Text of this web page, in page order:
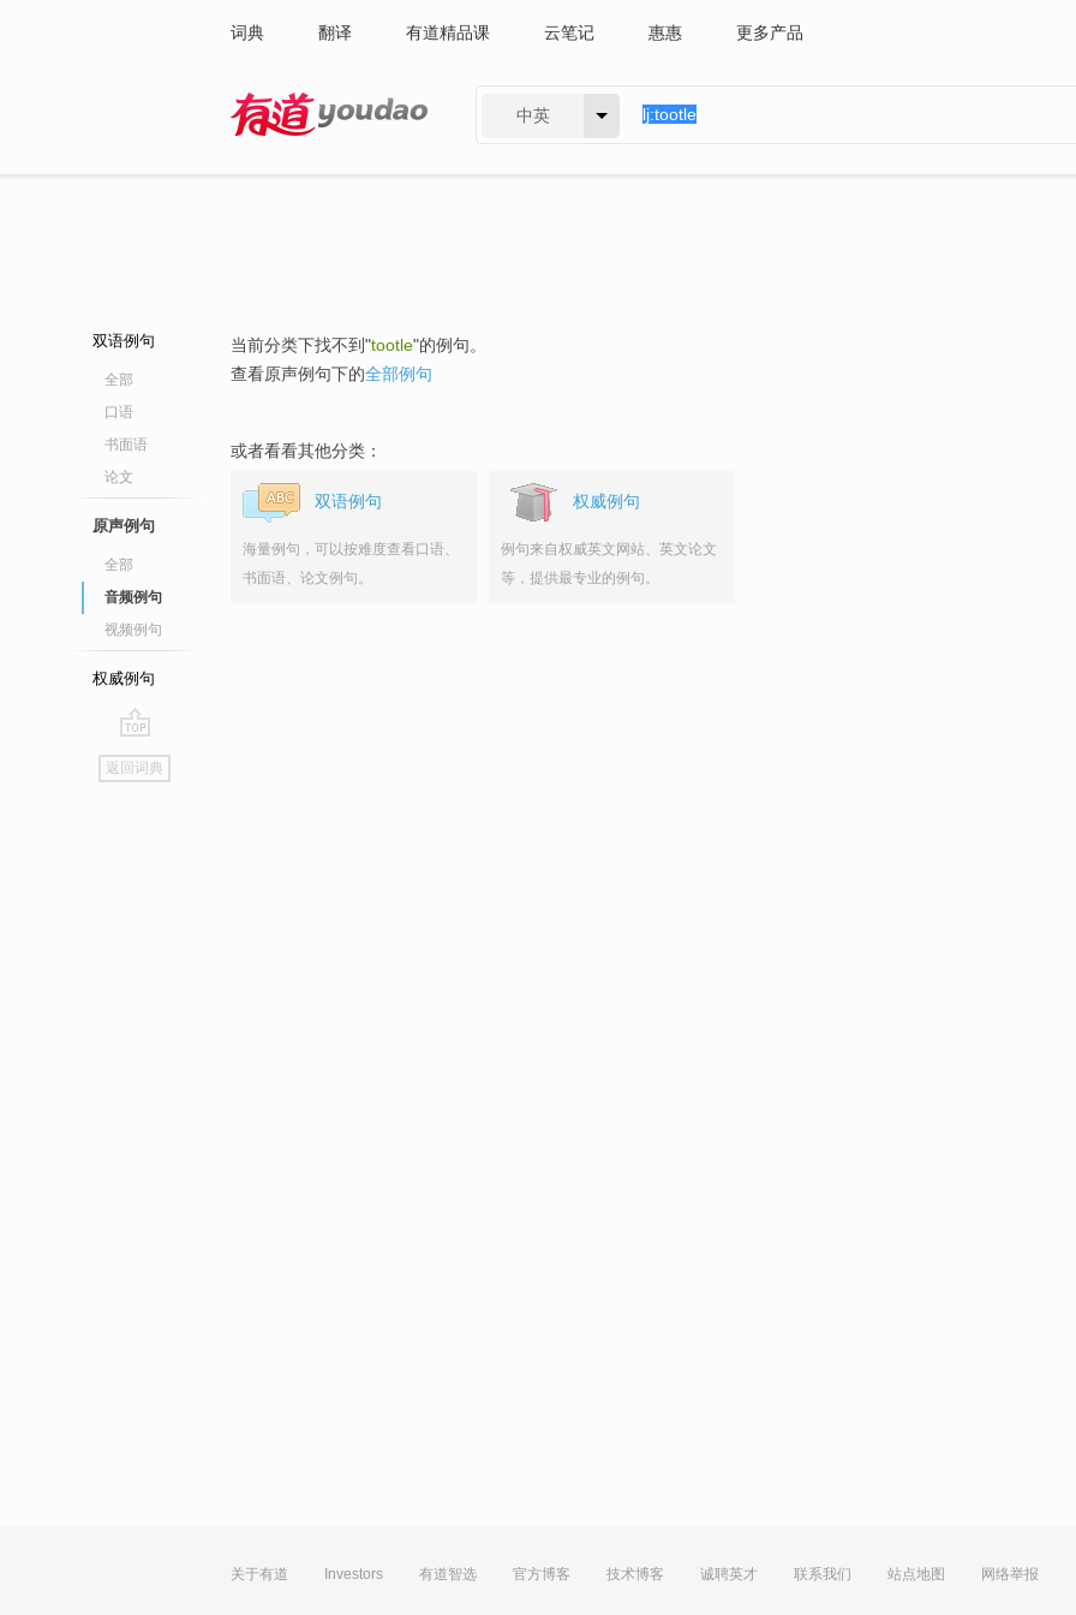
词典 翻译 有道精品课 云笔记 惠惠 更多产品
中英
双语例句
全部
口语
书面语
论文
原声例句
全部
音频例句
视频例句
权威例句
go
top
返回词典
当前分类下找不到"tootle"的例句。
查看原声例句下的全部例句
或者看看其他分类：
双语例句
海量例句，可以按难度查看口语、
书面语、论文例句。
权威例句
例句来自权威英文网站、英文论文
等，提供最专业的例句。
关于有道 Investors 有道智选 官方博客 技术博客 诚聘英才 联系我们 站点地图 网络举报